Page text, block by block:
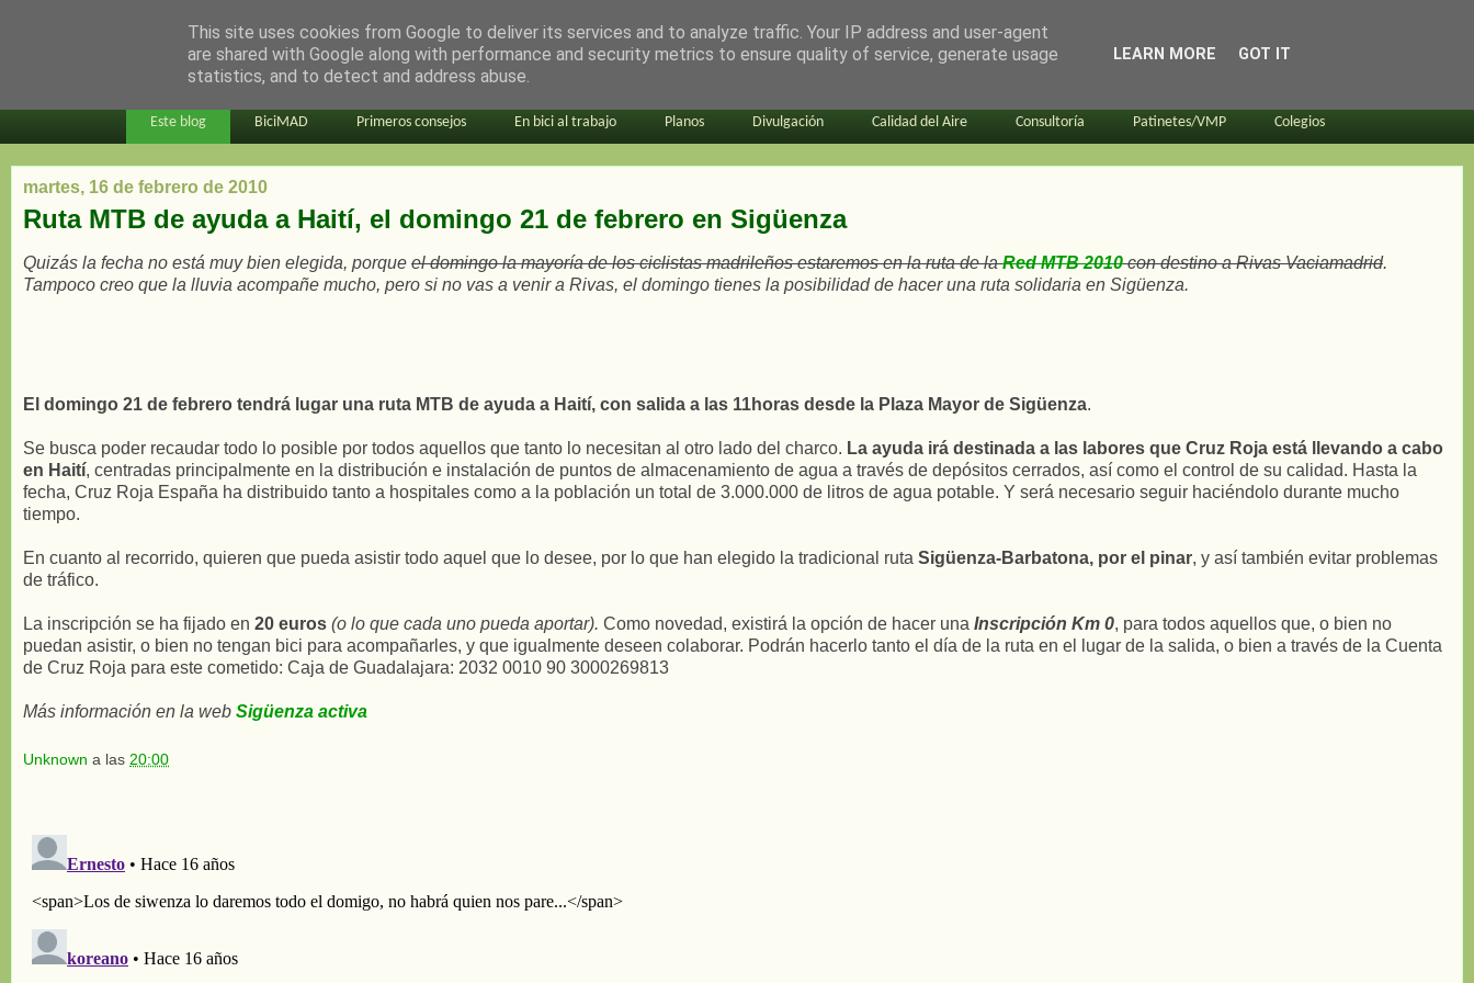
en bici por madrid
Este blog BiciMAD Primeros consejos En bici al trabajo Planos Divulgación Calidad del Aire Consultoría Patinetes/VMP Colegios
martes, 16 de febrero de 2010
Ruta MTB de ayuda a Haití, el domingo 21 de febrero en Sigüenza
Quizás la fecha no está muy bien elegida, porque el domingo la mayoría de los ciclistas madrileños estaremos en la ruta de laRed MTB 2010con destino a Rivas Vaciamadrid.
Tampoco creo que la lluvia acompañe mucho, pero si no vas a venir a Rivas, el domingo tienes la posibilidad de hacer una ruta solidaria en Sigüenza.
El domingo 21 de febrero tendrá lugar una ruta MTB de ayuda a Haití, con salida a las 11horas desde la Plaza Mayor de Sigüenza.
Se busca poder recaudar todo lo posible por todos aquellos que tanto lo necesitan al otro lado del charco. La ayuda irá destinada a las labores que Cruz Roja está llevando a cabo
en Haití, centradas principalmente en la distribución e instalación de puntos de almacenamiento de agua a través de depósitos cerrados, así como el control de su calidad. Hasta la
fecha, Cruz Roja España ha distribuido tanto a hospitales como a la población un total de 3.000.000 de litros de agua potable. Y será necesario seguir haciéndolo durante mucho
tiempo.
En cuanto al recorrido, quieren que pueda asistir todo aquel que lo desee, por lo que han elegido la tradicional ruta Sigüenza-Barbatona, por el pinar, y así también evitar problemas
de tráfico.
La inscripción se ha fijado en 20 euros (o lo que cada uno pueda aportar). Como novedad, existirá la opción de hacer una Inscripción Km 0, para todos aquellos que, o bien no
puedan asistir, o bien no tengan bici para acompañarles, y que igualmente deseen colaborar. Podrán hacerlo tanto el día de la ruta en el lugar de la salida, o bien a través de la Cuenta
de Cruz Roja para este cometido: Caja de Guadalajara: 2032 0010 90 3000269813
Más información en la web Sigüenza activa
Unknown a las 20:00
This site uses cookies from Google to deliver its services and to analyze traffic. Your IP address and user-agent
are shared with Google along with performance and security metrics to ensure quality of service, generate usage
statistics, and to detect and address abuse.
LEARN MORE GOT IT